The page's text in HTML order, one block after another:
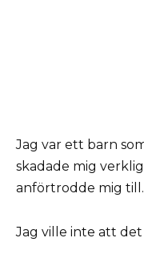
Jag var ett barn
skadade mig
anförtrodde mig till.
Jag ville inte att